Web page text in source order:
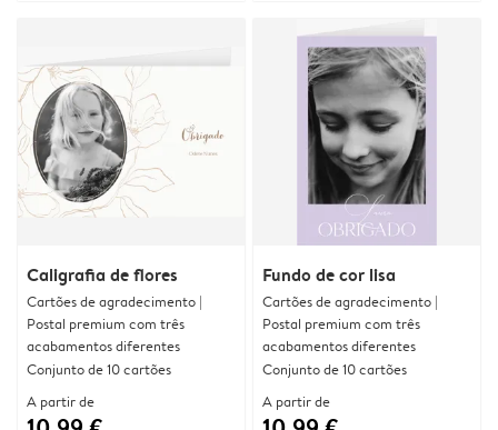
Caligrafia de flores
Cartões de agradecimento |
Postal premium com três
acabamentos diferentes
Conjunto de 10 cartões
A partir de
Fundo de cor lisa
Cartões de agradecimento |
Postal premium com três
acabamentos diferentes
Conjunto de 10 cartões
A partir de